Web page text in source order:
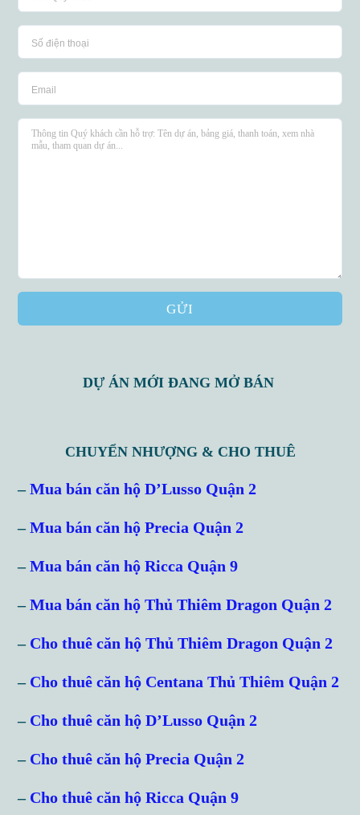
GỬI
DỰ ÁN MỚI ĐANG MỞ BÁN
CHUYỂN NHƯỢNG & CHO THUÊ
–Mua bán căn hộ D’Lusso Quận 2
–Mua bán căn hộ Precia Quận 2
–Mua bán căn hộ Ricca Quận 9
–Mua bán căn hộ Thủ Thiêm Dragon Quận 2
– Cho thuê căn hộ Thủ Thiêm Dragon Quận 2
– Cho thuê căn hộ Centana Thủ Thiêm Quận 2
– Cho thuê căn hộ D’Lusso Quận 2
– Cho thuê căn hộ Precia Quận 2
– Cho thuê căn hộ Ricca Quận 9